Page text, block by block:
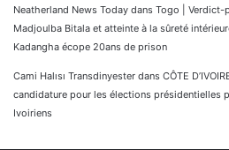
Neatherland News Today dans Togo | Verdict-
Madjoulba Bitala et atteinte à la sûreté
Kadangha écope 20ans de prison
Cami Halısı Transdinyester dans CÔTE
candidature pour les élections présidentielles
Ivoiriens